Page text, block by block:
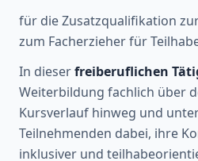
für die Zusatzqualifikation
zum Facherzieher für
In dieserfreiberuflichen
Weiterbildung fachlich über
Kursverlauf hinweg und
Teilnehmenden dabei, ihre
inklusiver und